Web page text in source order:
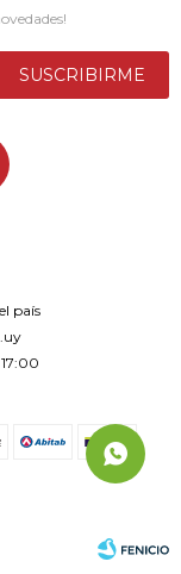
país
SUSCRIBIRME